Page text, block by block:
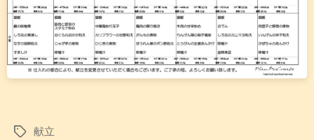
タ
献立